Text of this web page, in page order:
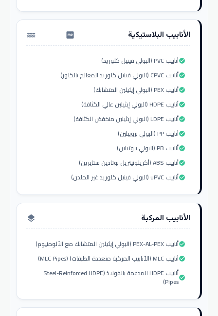
الأنابيب البلاستيكية water_pump
أنابيب PVC (البولي فينيل كلوريد)check_circle
أنابيب CPVC (البولي فينيل كلوريد المعالج بالكلور)check_circle
أنابيب PEX (البولي إيثيلين المتشابك)check_circle
أنابيب HDPE (البولي إيثيلين عالي الكثافة)check_circle
أنابيب LDPE (البولي إيثيلين منخفض الكثافة)check_circle
أنابيب PP (البولي بروبيلين)check_circle
أنابيب PB (البولي بيوتيلين)check_circle
أنابيب ABS (أكريلونيتريل بوتادين ستايرين)check_circle
أنابيب uPVC (البولي فينيل كلوريد غير الملدن)check_circle
الأنابيب المركبة layers
أنابيب PEX-AL-PEX (البولي إيثيلين المتشابك مع الألومنيوم)check_circle
أنابيب MLC (الأنابيب المركبة متعددة الطبقات) (MLC Pipes)check_circle
أنابيب HDPE المدعمة بالفولاذ (Steel-Reinforced HDPE
Pipes)check_circle